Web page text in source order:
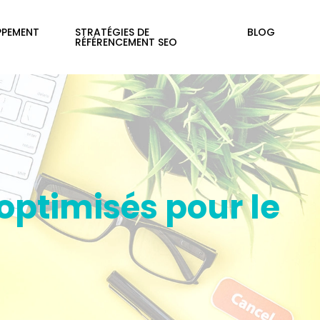
STRATÉGIES DE
RÉFÉRENCEMENT SEO
BLOG
pour le